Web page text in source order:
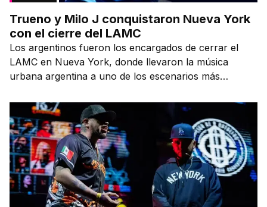
Trueno y Milo J conquistaron Nueva York
con el cierre del LAMC
Los argentinos fueron los encargados de cerrar el
LAMC en Nueva York, donde llevaron la música
urbana argentina a uno de los escenarios más